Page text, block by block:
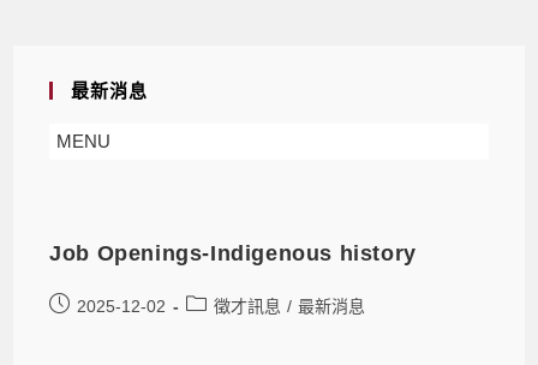
最新消息
MENU
Job Openings-Indigenous history
2025-12-02 徵才訊息 / 最新消息